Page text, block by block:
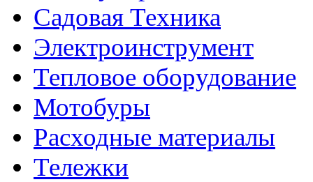
Садовая Техника
Электроинструмент
Тепловое оборудование
Мотобуры
Расходные материалы
Тележки